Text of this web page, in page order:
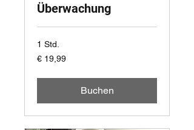
Überwachung
1 Std.
19,99
Euro
€ 19,99
Buchen